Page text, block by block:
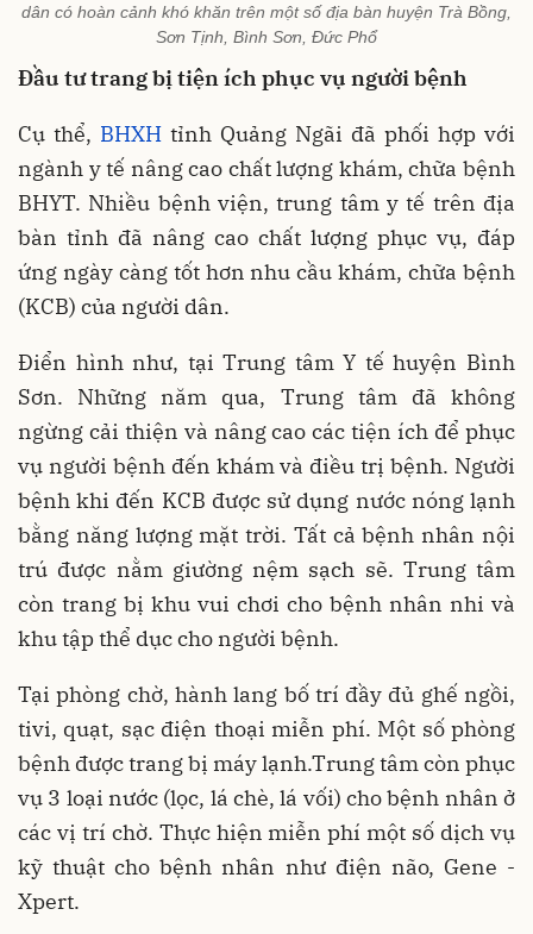
dân có hoàn cảnh khó khăn trên một số địa bàn huyện Trà Bồng,
Sơn Tịnh, Bình Sơn, Đức Phổ
Đầu tư trang bị tiện ích phục vụ người bệnh
Cụ thể, BHXH tỉnh Quảng Ngãi đã phối hợp với
ngành y tế nâng cao chất lượng khám, chữa bệnh
BHYT. Nhiều bệnh viện, trung tâm y tế trên địa
bàn tỉnh đã nâng cao chất lượng phục vụ, đáp
ứng ngày càng tốt hơn nhu cầu khám, chữa bệnh
(KCB) của người dân.
Điển hình như, tại Trung tâm Y tế huyện Bình
Sơn. Những năm qua, Trung tâm đã không
ngừng cải thiện và nâng cao các tiện ích để phục
vụ người bệnh đến khám và điều trị bệnh. Người
bệnh khi đến KCB được sử dụng nước nóng lạnh
bằng năng lượng mặt trời. Tất cả bệnh nhân nội
trú được nằm giường nệm sạch sẽ. Trung tâm
còn trang bị khu vui chơi cho bệnh nhân nhi và
khu tập thể dục cho người bệnh.
Tại phòng chờ, hành lang bố trí đầy đủ ghế ngồi,
tivi, quạt, sạc điện thoại miễn phí. Một số phòng
bệnh được trang bị máy lạnh.Trung tâm còn phục
vụ 3 loại nước (lọc, lá chè, lá vối) cho bệnh nhân ở
các vị trí chờ. Thực hiện miễn phí một số dịch vụ
kỹ thuật cho bệnh nhân như điện não, Gene -
Xpert.